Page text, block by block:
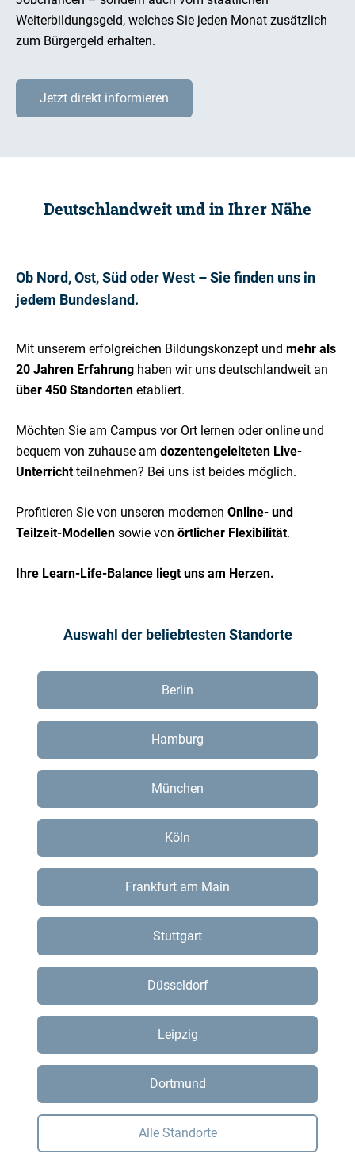
Weiterbildungsgeld, welches Sie jeden Monat zusätzlich
zum Bürgergeld erhalten.
Jetzt direkt informieren
Deutschlandweit und in Ihrer Nähe
Ob Nord, Ost, Süd oder West – Sie finden uns in
jedem Bundesland.
Mit unserem erfolgreichen Bildungskonzept und mehr als
20 Jahren Erfahrung haben wir uns deutschlandweit an
über 450 Standorten etabliert.
Möchten Sie am Campus vor Ort lernen oder online und
bequem von zuhause am dozentengeleiteten Live-
Unterrichtteilnehmen? Bei uns ist beides möglich.
Profitieren Sie von unseren modernen Online- und
Teilzeit-Modellen sowie von örtlicher Flexibilität.
Ihre Learn-Life-Balance liegt uns am Herzen.
Auswahl der beliebtesten Standorte
Berlin
Hamburg
München
Köln
Frankfurt am Main
Stuttgart
Düsseldorf
Leipzig
Dortmund
Alle Standorte